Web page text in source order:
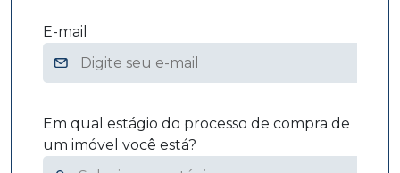
E-mail
Em qual estágio do processo de compra de
um imóvel você está?